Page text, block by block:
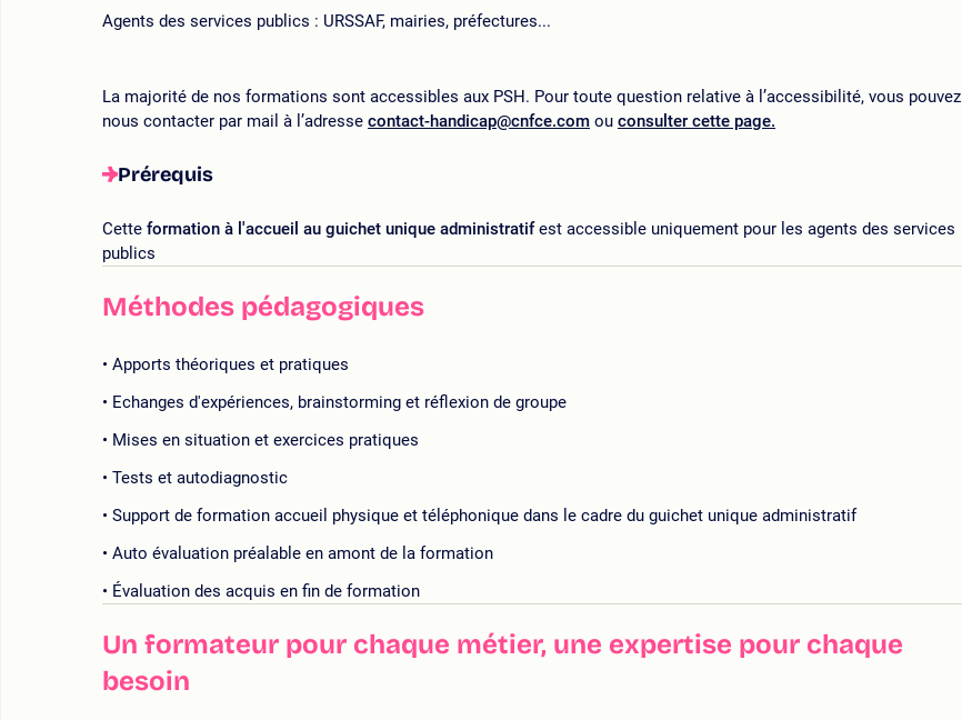
Agents des services publics : URSSAF, mairies, préfectures...
La majorité de nos formations sont accessibles aux PSH. Pour toute question relative à l’accessibilité, vous pouvez
nous contacter par mail à l’adresse contact-handicap@cnfce.com ou consulter cette page.
Prérequis
Cette formation à l'accueil au guichet unique administratifest accessible uniquement pour les agents des services
publics
Méthodes pédagogiques
Apports théoriques et pratiques
Echanges d'expériences, brainstorming et réflexion de groupe
Mises en situation et exercices pratiques
Tests et autodiagnostic
Support de formation accueil physique et téléphonique dans le cadre du guichet unique administratif
Auto évaluation préalable en amont de la formation
Évaluation des acquis en fin de formation
Un formateur pour chaque métier, une expertise pour chaque
besoin